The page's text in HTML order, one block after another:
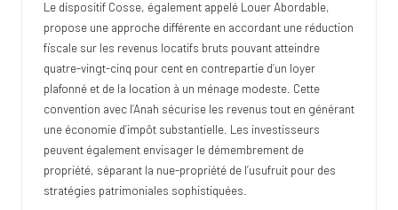
Le dispositif Cosse, également appelé Louer Abordable,
propose une approche différente en accordant une réduction
fiscale sur les revenus locatifs bruts pouvant atteindre
quatre-vingt-cinq pour cent en contrepartie d’un loyer
plafonné et de la location à un ménage modeste. Cette
convention avec l’Anah sécurise les revenus tout en générant
une économie d’impôt substantielle. Les investisseurs
peuvent également envisager le démembrement de
propriété, séparant la nue-propriété de l’usufruit pour des
stratégies patrimoniales sophistiquées.